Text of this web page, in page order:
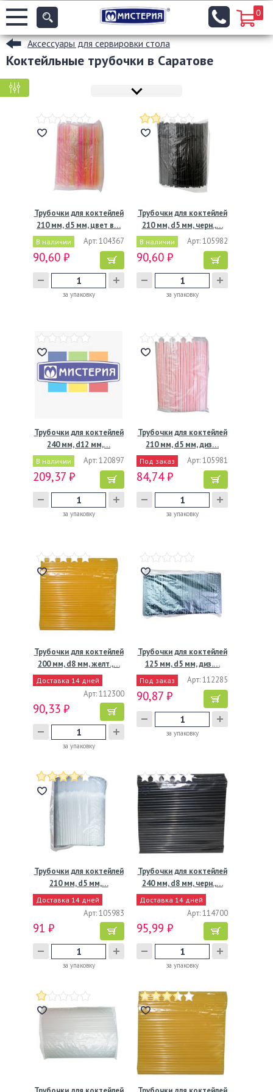
0
Аксессуары для сервировки стола
Коктейльные трубочки в Саратове
Трубочки для коктейлей
210 мм, d5 мм, цвет в…
В наличии Арт: 104367
90,60 ₽
за упаковку
Трубочки для коктейлей
210 мм, d5 мм, черн.,…
В наличии Арт: 105982
90,60 ₽
за упаковку
Трубочки для коктейлей
240 мм, d12 мм,…
В наличии Арт: 120897
209,37 ₽
за упаковку
Трубочки для коктейлей
210 мм, d5 мм, диз…
Под заказ Арт: 105981
84,74 ₽
за упаковку
Трубочки для коктейлей
200 мм, d8 мм, желт.,…
Доставка 14 дней
Арт: 112300
90,33 ₽
за упаковку
Трубочки для коктейлей
125 мм, d5 мм, диз.…
Под заказ Арт: 112285
90,87 ₽
за упаковку
Трубочки для коктейлей
210 мм, d5 мм,…
Доставка 14 дней
Арт: 105983
91 ₽
за упаковку
Трубочки для коктейлей
240 мм, d8 мм, черн.,…
Доставка 14 дней
Арт: 114700
95,99 ₽
за упаковку